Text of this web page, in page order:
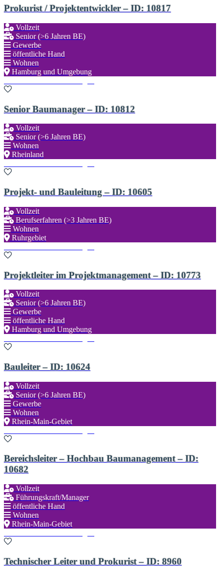
Prokurist / Projektentwickler – ID: 10817
Vollzeit
Senior (>6 Jahren BE)
Gewerbe
öffentliche Hand
Wohnen
Hamburg und Umgebung
Senior Baumanager – ID: 10812
Vollzeit
Senior (>6 Jahren BE)
Wohnen
Rheinland
Projekt- und Bauleitung – ID: 10605
Vollzeit
Berufserfahren (>3 Jahren BE)
Wohnen
Ruhrgebiet
Projektleiter im Projektmanagement – ID: 10773
Vollzeit
Senior (>6 Jahren BE)
Gewerbe
öffentliche Hand
Hamburg und Umgebung
Bauleiter – ID: 10624
Vollzeit
Senior (>6 Jahren BE)
Gewerbe
Wohnen
Rhein-Main-Gebiet
Bereichsleiter – Hochbau Baumanagement – ID:
10682
Vollzeit
Führungskraft/Manager
öffentliche Hand
Wohnen
Rhein-Main-Gebiet
Technischer Leiter und Prokurist – ID: 8960